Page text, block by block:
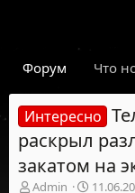
Форум Что
Интересно
раскрыл
закатом на
А
Admin
Д